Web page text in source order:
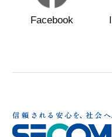
Facebook